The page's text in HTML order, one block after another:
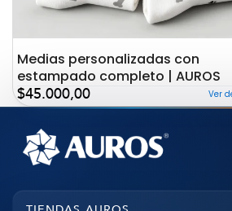
Medias personalizadas con
estampado completo | AUROS
Precio
de
$45.000,00 Ver